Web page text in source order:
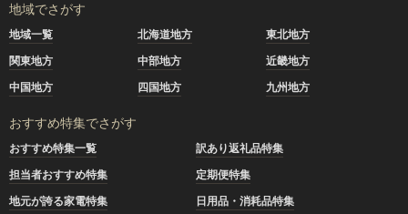
地域でさがす
地域一覧 北海道地方
東北地方
関東地方
中部地方
近畿地方
中国地方
四国地方 九州地方
おすすめ特集でさがす
おすすめ特集一覧
訳あり返礼品特集
担当者おすすめ特集
定期便特集
地元が誇る家電特集
日用品・消耗品特集